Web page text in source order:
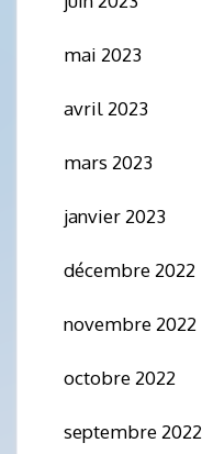
mai 2023
avril 2023
mars 2023
janvier 2023
décembre 2022
novembre 2022
octobre 2022
septembre 2022